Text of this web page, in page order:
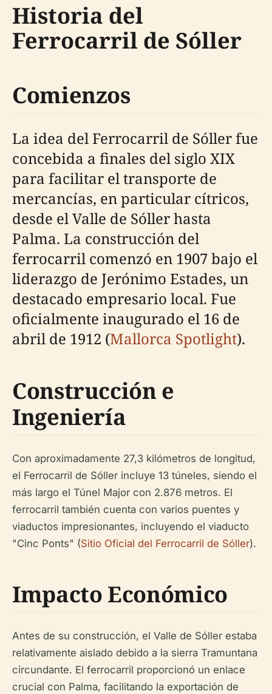
Historia del
Ferrocarril de Sóller
Comienzos
La idea del Ferrocarril de Sóller fue
concebida a finales del siglo XIX
para facilitar el transporte de
mercancías, en particular cítricos,
desde el Valle de Sóller hasta
Palma. La construcción del
ferrocarril comenzó en 1907 bajo el
liderazgo de Jerónimo Estades, un
destacado empresario local. Fue
oficialmente inaugurado el 16 de
abril de 1912 (Mallorca Spotlight).
Construcción e
Ingeniería
Con aproximadamente 27,3 kilómetros de longitud,
el Ferrocarril de Sóller incluye 13 túneles, siendo el
más largo el Túnel Major con 2.876 metros. El
ferrocarril también cuenta con varios puentes y
viaductos impresionantes, incluyendo el viaducto
"Cinc Ponts" (Sitio Oficial del Ferrocarril de Sóller).
Impacto Económico
Antes de su construcción, el Valle de Sóller estaba
relativamente aislado debido a la sierra Tramuntana
circundante. El ferrocarril proporcionó un enlace
crucial con Palma, facilitando la exportación de